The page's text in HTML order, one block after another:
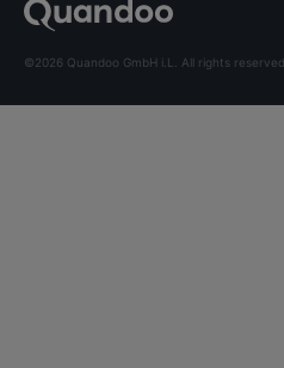
©2026 Quandoo GmbH i.L. All rights reserved